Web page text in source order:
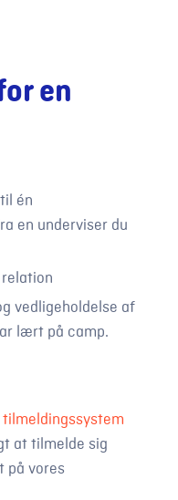
en
én
en underviser du
vedligeholdelse af
lært på camp.
tilmeldingssystem
at tilmelde sig
på vores